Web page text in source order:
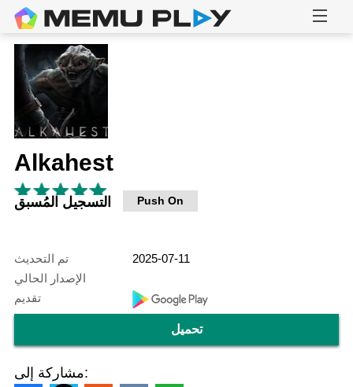
Alkahest
التسجيل المُسبق Push On
تم التحديث
2025-07-11
الإصدار الحالي
تقديم
تحميل
مشاركة إلى: